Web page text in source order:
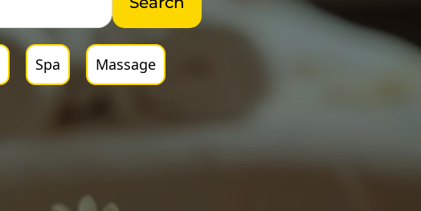
Spa Massage